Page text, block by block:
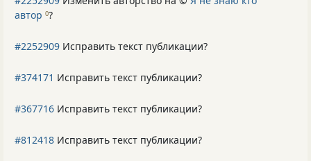
автор 0?
#2252909 Исправить текст публикации?
#374171 Исправить текст публикации?
#367716 Исправить текст публикации?
#812418 Исправить текст публикации?